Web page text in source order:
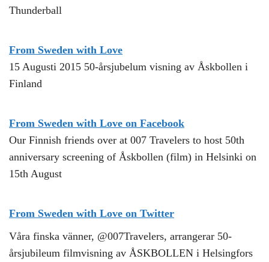
Thunderball
From Sweden with Love
15 Augusti 2015 50-årsjubelum visning av Åskbollen i
Finland
From Sweden with Love on Facebook
Our Finnish friends over at 007 Travelers to host 50th
anniversary screening of Åskbollen (film) in Helsinki on
15th August
From Sweden with Love on Twitter
Våra finska vänner, @007Travelers, arrangerar 50-
årsjubileum filmvisning av ÅSKBOLLEN i Helsingfors